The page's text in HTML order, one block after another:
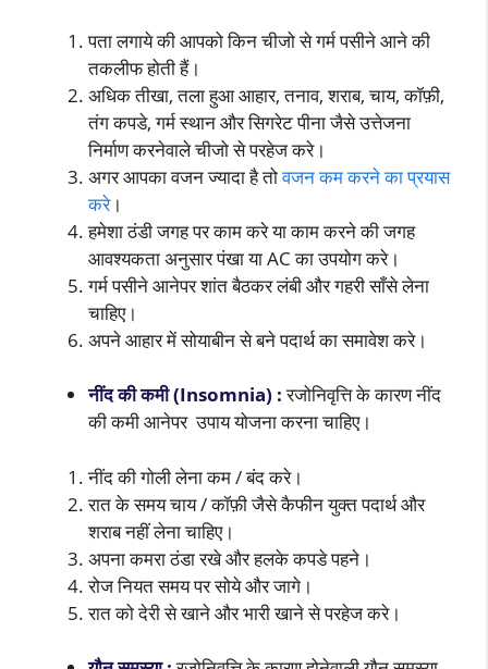
पता लगाये की आपको किन चीजो से गर्म पसीने आने की
तकलीफ होती हैं।
अधिक तीखा, तला हुआ आहार, तनाव, शराब, चाय, कॉफ़ी,
तंग कपडे, गर्म स्थान और सिगरेट पीना जैसे उत्तेजना
निर्माण करनेवाले चीजो से परहेज करे।
अगर आपका वजन ज्यादा है तोवजन कम करने का प्रयास
करे।
हमेशा ठंडी जगह पर काम करे या काम करने की जगह
आवश्यकता अनुसार पंखा या AC का उपयोग करे।
गर्म पसीने आनेपर शांत बैठकर लंबी और गहरी साँसे लेना
चाहिए।
अपने आहार में सोयाबीन से बने पदार्थ का समावेश करे।
नींद की कमी (Insomnia) :रजोनिवृत्ति के कारण नींद
की कमी आनेपर उपाय योजना करना चाहिए।
नींद की गोली लेना कम / बंद करे।
रात के समय चाय / कॉफ़ी जैसे कैफीन युक्त पदार्थ और
शराब नहीं लेना चाहिए।
अपना कमरा ठंडा रखे और हलके कपडे पहने।
रोज नियत समय पर सोये और जागे।
रात को देरी से खाने और भारी खाने से परहेज करे।